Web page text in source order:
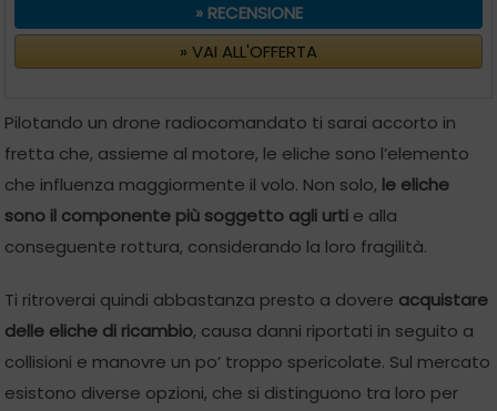
» RECENSIONE
» VAI ALL'OFFERTA
Pilotando un drone radiocomandato ti sarai accorto in
fretta che, assieme al motore, le eliche sono l’elemento
che influenza maggiormente il volo. Non solo, le eliche
sono il componente più soggetto agli urti e alla
conseguente rottura, considerando la loro fragilità.
Ti ritroverai quindi abbastanza presto a dovere acquistare
delle eliche di ricambio, causa danni riportati in seguito a
collisioni e manovre un po’ troppo spericolate. Sul mercato
esistono diverse opzioni, che si distinguono tra loro per